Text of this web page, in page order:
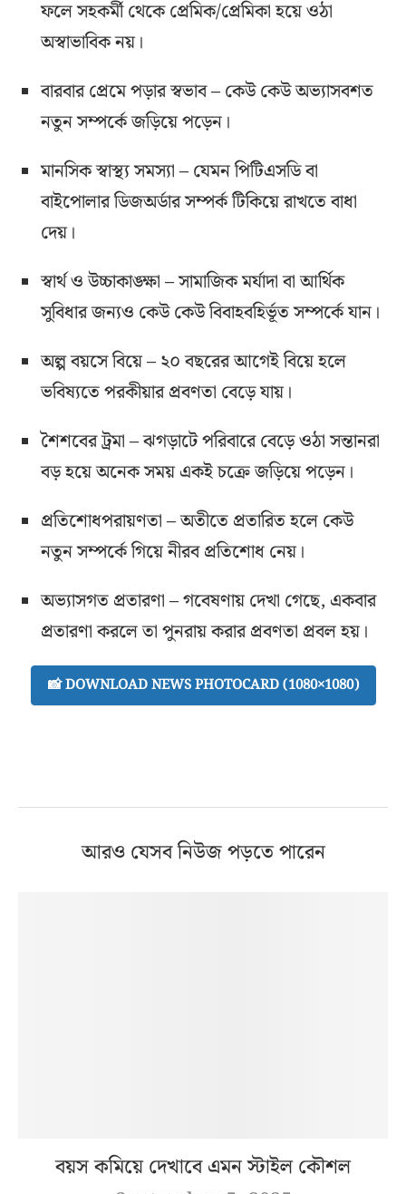
ফলে সহকর্মী থেকে প্রেমিক/প্রেমিকা হয়ে ওঠা
অস্বাভাবিক নয়।
বারবার প্রেমে পড়ার স্বভাব – কেউ কেউ অভ্যাসবশত
নতুন সম্পর্কে জড়িয়ে পড়েন।
মানসিক স্বাস্থ্য সমস্যা – যেমন পিটিএসডি বা
বাইপোলার ডিজঅর্ডার সম্পর্ক টিকিয়ে রাখতে বাধা
দেয়।
স্বার্থ ও উচ্চাকাঙ্ক্ষা – সামাজিক মর্যাদা বা আর্থিক
সুবিধার জন্যও কেউ কেউ বিবাহবহির্ভূত সম্পর্কে যান।
অল্প বয়সে বিয়ে – ২০ বছরের আগেই বিয়ে হলে
ভবিষ্যতে পরকীয়ার প্রবণতা বেড়ে যায়।
শৈশবের ট্রমা – ঝগড়াটে পরিবারে বেড়ে ওঠা সন্তানরা
বড় হয়ে অনেক সময় একই চক্রে জড়িয়ে পড়েন।
প্রতিশোধপরায়ণতা – অতীতে প্রতারিত হলে কেউ
নতুন সম্পর্কে গিয়ে নীরব প্রতিশোধ নেয়।
অভ্যাসগত প্রতারণা – গবেষণায় দেখা গেছে, একবার
প্রতারণা করলে তা পুনরায় করার প্রবণতা প্রবল হয়।
📸 DOWNLOAD NEWS PHOTOCARD (1080×1080)
আরও যেসব নিউজ পড়তে পারেন
বয়স কমিয়ে দেখাবে এমন স্টাইল কৌশল